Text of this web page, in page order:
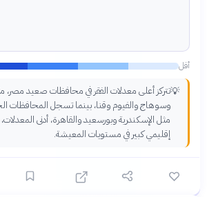
أقل
💡تتركز أعلى معدلات الفقر في محافظات صعيد مصر،
وسوهاج والفيوم وقنا، بينما تسجل المحافظات
مثل الإسكندرية وبورسعيد والقاهرة، أدنى
إقليمي كبير في مستويات المعيشة.